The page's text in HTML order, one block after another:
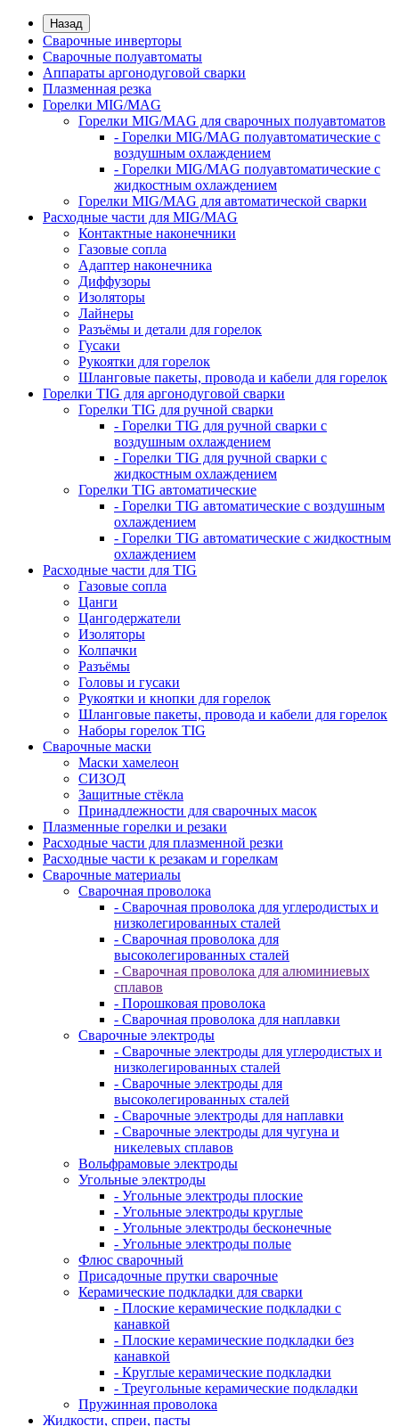
Назад
Сварочные инверторы
Сварочные полуавтоматы
Аппараты аргонодуговой сварки
Плазменная резка
Горелки MIG/MAG
Горелки MIG/MAG для сварочных полуавтоматов
- Горелки MIG/MAG полуавтоматические с
воздушным охлаждением
- Горелки MIG/MAG полуавтоматические с
жидкостным охлаждением
Горелки MIG/MAG для автоматической сварки
Расходные части для MIG/MAG
Контактные наконечники
Газовые сопла
Адаптер наконечника
Диффузоры
Изоляторы
Лайнеры
Разъёмы и детали для горелок
Гусаки
Рукоятки для горелок
Шланговые пакеты, провода и кабели для горелок
Горелки TIG для аргонодуговой сварки
Горелки TIG для ручной сварки
- Горелки TIG для ручной сварки с
воздушным охлаждением
- Горелки TIG для ручной сварки с
жидкостным охлаждением
Горелки TIG автоматические
- Горелки TIG автоматические с воздушным
охлаждением
- Горелки TIG автоматические с жидкостным
охлаждением
Расходные части для TIG
Газовые сопла
Цанги
Цангодержатели
Изоляторы
Колпачки
Разъёмы
Головы и гусаки
Рукоятки и кнопки для горелок
Шланговые пакеты, провода и кабели для горелок
Наборы горелок TIG
Сварочные маски
Маски хамелеон
СИЗОД
Защитные стёкла
Принадлежности для сварочных масок
Плазменные горелки и резаки
Расходные части для плазменной резки
Расходные части к резакам и горелкам
Сварочные материалы
Сварочная проволока
- Сварочная проволока для углеродистых и
низколегированных сталей
- Сварочная проволока для
высоколегированных сталей
- Сварочная проволока для алюминиевых
сплавов
- Порошковая проволока
- Сварочная проволока для наплавки
Сварочные электроды
- Сварочные электроды для углеродистых и
низколегированных сталей
- Сварочные электроды для
высоколегированных сталей
- Сварочные электроды для наплавки
- Сварочные электроды для чугуна и
никелевых сплавов
Вольфрамовые электроды
Угольные электроды
- Угольные электроды плоские
- Угольные электроды круглые
- Угольные электроды бесконечные
- Угольные электроды полые
Флюс сварочный
Присадочные прутки сварочные
Керамические подкладки для сварки
- Плоские керамические подкладки с
канавкой
- Плоские керамические подкладки без
канавкой
- Круглые керамические подкладки
- Треугольные керамические подкладки
Пружинная проволока
Жидкости, спреи, пасты